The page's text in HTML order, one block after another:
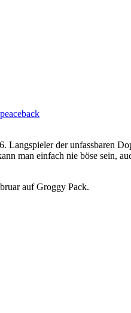
Langspieler der unfassbaren
man einfach nie böse sein,
auf Groggy Pack.